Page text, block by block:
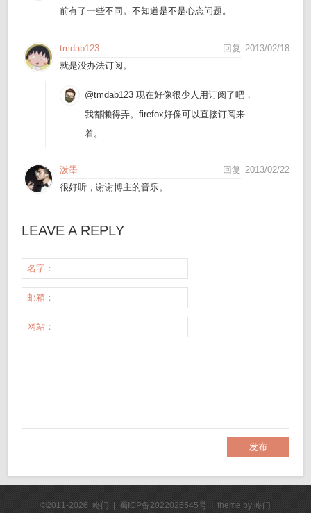
前有了一些不同。不知道是不是心态问题。
2013/02/18
tmdab123
回复
就是没办法订阅。
@tmdab123 现在好像很少人用订阅了吧，
我都懒得弄。firefox好像可以直接订阅来
着。
2013/02/22
泼墨
回复
很好听，谢谢博主的音乐。
LEAVE A REPLY
名字：
邮箱：
网站：
©2011-2026 咚门 | 蜀ICP备2022026545号 | theme by 咚门